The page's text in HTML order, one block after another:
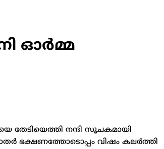
ഓര്‍മ്മ
തേടിയെത്തി നന്ദി സൂചകമായി
ഭക്ഷണത്തോടൊപ്പം വിഷം കലര്‍ത്തി